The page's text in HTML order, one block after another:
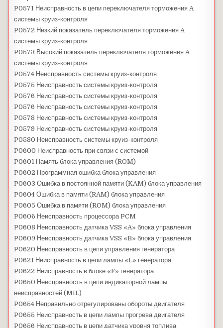
P0571 Неисправность в цепи переключателя торможения A
системы круиз-контроля
P0572 Низкий показатель переключателя торможения A
системы круиз-контроля
P0573 Высокий показатель переключателя торможения A
системы круиз-контроля
P0574 Неисправность системы круиз-контроля
P0575 Неисправность системы круиз-контроля
P0576 Неисправность системы круиз-контроля
P0576 Неисправность системы круиз-контроля
P0578 Неисправность системы круиз-контроля
P0579 Неисправность системы круиз-контроля
P0580 Неисправность системы круиз-контроля
P0600 Неисправность при связи с системой
P0601 Память блока управления (ROM)
P0602 Программная ошибка блока управления
P0603 Ошибка в постоянной памяти (KAM) блока управления
P0604 Ошибка в памяти (RAM) блока управления
P0605 Ошибка в памяти (ROM) блока управления
P0606 Неисправность процессора PCM
P0608 Неисправность датчика VSS «A» блока управления
P0609 Неисправность датчика VSS «B» блока управления
P0620 Неисправность в цепи управления генератора
P0621 Неисправность в цепи лампы «L» генератора
P0622 Неисправность в блоке «F» генератора
P0650 Неисправность в цепи индикаторной лампы
неисправностей (MIL)
P0654 Неправильно отрегулированы обороты двигателя
P0655 Неисправность в цепи лампы прогрева двигателя
P0656 Неисправность в цепи датчика уровня топлива